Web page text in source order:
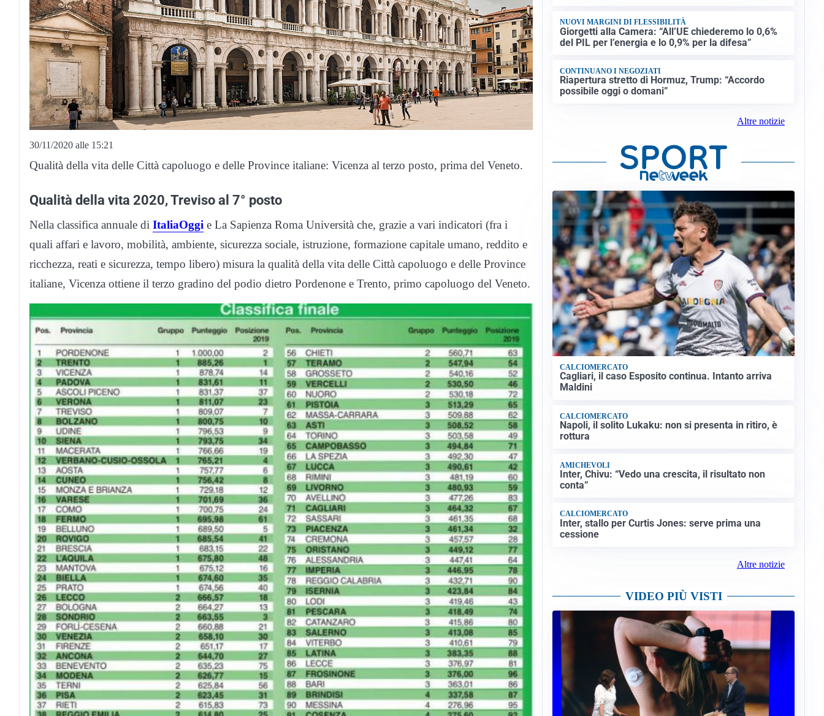
30/11/2020 alle 15:21
Qualità della vita delle Città capoluogo e delle Province italiane: Vicenza al terzo posto, prima del Veneto.
Qualità della vita 2020, Treviso al 7° posto
Nella classifica annuale di ItaliaOggi e La Sapienza Roma Università che, grazie a vari indicatori (fra i
quali affari e lavoro, mobilità, ambiente, sicurezza sociale, istruzione, formazione capitale umano, reddito e
ricchezza, reati e sicurezza, tempo libero) misura la qualità della vita delle Città capoluogo e delle Province
italiane, Vicenza ottiene il terzo gradino del podio dietro Pordenone e Trento, primo capoluogo del Veneto.
NUOVI MARGINI DI FLESSIBILITÀ
Giorgetti alla Camera: “All’UE chiederemo lo 0,6%
del PIL per l’energia e lo 0,9% per la difesa”
CONTINUANO I NEGOZIATI
Riapertura stretto di Hormuz, Trump: “Accordo
possibile oggi o domani”
Altre notizie
CALCIOMERCATO
Cagliari, il caso Esposito continua. Intanto arriva
Maldini
CALCIOMERCATO
Napoli, il solito Lukaku: non si presenta in ritiro, è
rottura
AMICHEVOLI
Inter, Chivu: “Vedo una crescita, il risultato non
conta”
CALCIOMERCATO
Inter, stallo per Curtis Jones: serve prima una
cessione
Altre notizie
VIDEO PIÙ VISTI